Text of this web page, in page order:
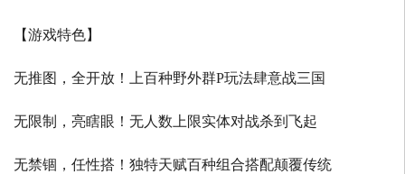
【游戏特色】
无推图，全开放！上百种野外群P玩法肆意战三国
无限制，亮瞎眼！无人数上限实体对战杀到飞起
无禁锢，任性搭！独特天赋百种组合搭配颠覆传统